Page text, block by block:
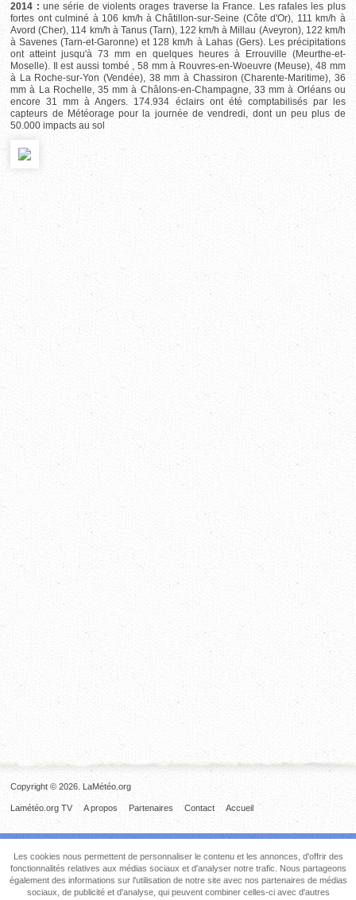
2014 : une série de violents orages traverse la France. Les rafales les plus
fortes ont culminé à 106 km/h à Châtillon-sur-Seine (Côte d'Or), 111 km/h à
Avord (Cher), 114 km/h à Tanus (Tarn), 122 km/h à Millau (Aveyron), 122 km/h
à Savenes (Tarn-et-Garonne) et 128 km/h à Lahas (Gers). Les précipitations
ont atteint jusqu'à 73 mm en quelques heures à Errouville (Meurthe-et-
Moselle). Il est aussi tombé , 58 mm à Rouvres-en-Woeuvre (Meuse), 48 mm
à La Roche-sur-Yon (Vendée), 38 mm à Chassiron (Charente-Maritime), 36
mm à La Rochelle, 35 mm à Châlons-en-Champagne, 33 mm à Orléans ou
encore 31 mm à Angers. 174.934 éclairs ont été comptabilisés par les
capteurs de Météorage pour la journée de vendredi, dont un peu plus de
50.000 impacts au sol
Copyright © 2026. LaMétéo.org
Accueil
Contact
Partenaires
A propos
Lamétéo.org TV
Les cookies nous permettent de personnaliser le contenu et les annonces, d'offrir des
fonctionnalités relatives aux médias sociaux et d'analyser notre trafic. Nous partageons
également des informations sur l'utilisation de notre site avec nos partenaires de médias
sociaux, de publicité et d'analyse, qui peuvent combiner celles-ci avec d'autres